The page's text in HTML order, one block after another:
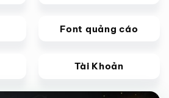
Font quảng cáo
Tài Khoản